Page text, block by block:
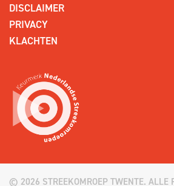
DISCLAIMER
PRIVACY
KLACHTEN
© 2026 STREEKOMROEP TWENTE. ALLE